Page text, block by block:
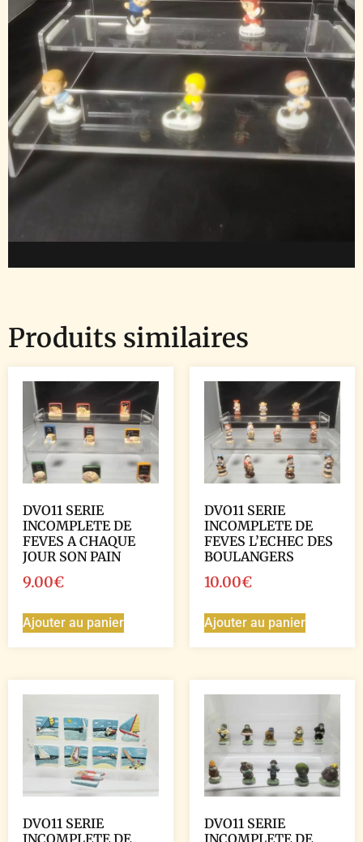
Produits similaires
DVO11 SERIE
INCOMPLETE DE
FEVES A CHAQUE
JOUR SON PAIN
9.00€
Ajouter au panier
DVO11 SERIE
INCOMPLETE DE
FEVES L’ECHEC DES
BOULANGERS
10.00€
Ajouter au panier
DVO11 SERIE
INCOMPLETE DE
DVO11 SERIE
INCOMPLETE DE